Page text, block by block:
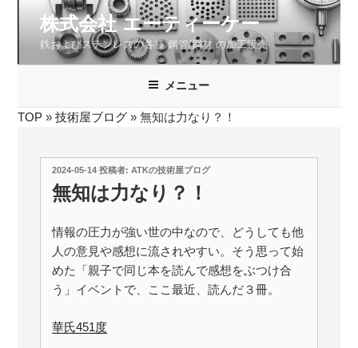
ン
ス
株式会社 エーティーケー
鉄およびステンレスの各種 鋼管/鋼材 の加工販売
メニュー
TOP » 技術屋ブログ » 無知は力なり？！
投
稿
日:
2024-05-14投稿者: ATKの技術屋ブログ
無知は力なり？！
情報の圧力が強い世の中なので、どうしても他
人の意見や感想に流されやすい。そう思って始
めた「親子で同じ本を読んで感想をぶつけ合
う」イベントで、ここ最近、読んだ３冊。
華氏451度